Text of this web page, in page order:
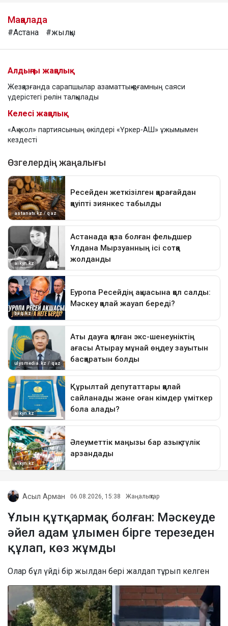
Мақалада
#Астана #жылқы
Алдыңғы жаңалық
Жезқазғанда сарапшылар азаматтық қоғамның саяси
үдерістегі рөлін талқылады
Келесі жаңалық
«Ақ жол» партиясының өкілдері «Үркер-АШ» ұжымымен
кездесті
Асыл Арман 06.08.2026, 15:38 Жаңалықтар
Ұлын құтқармақ болған: Мәскеуде
әйел адам ұлымен бірге терезеден
құлап, көз жұмды
Олар бұл үйді бір жылдан бері жалдап тұрып келген